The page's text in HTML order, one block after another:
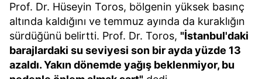
Prof. Dr. Hüseyin Toros, bölgenin yüksek basınç
altında kaldığını ve temmuz ayında da kuraklığın
sürdüğünü belirtti. Prof. Dr. Toros, "İstanbul'daki
barajlardaki su seviyesi son bir ayda yüzde 13
azaldı. Yakın dönemde yağış beklenmiyor, bu